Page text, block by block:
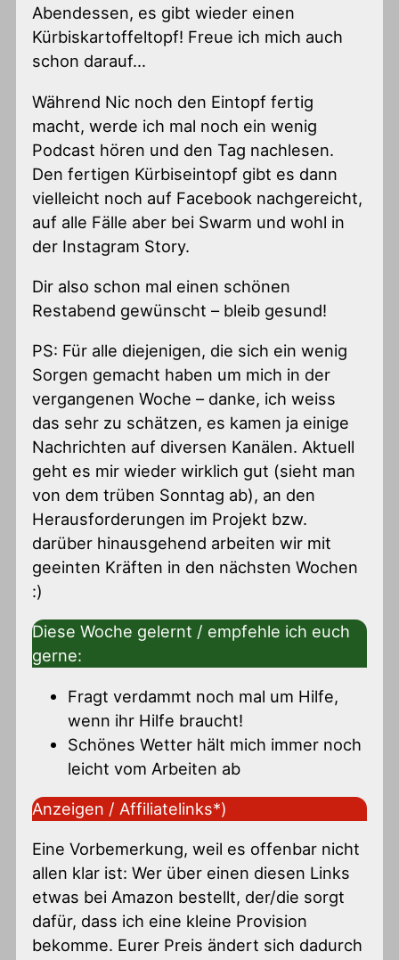
Abendessen, es gibt wieder einen
Kürbiskartoffeltopf! Freue ich mich auch
schon darauf…
Während Nic noch den Eintopf fertig
macht, werde ich mal noch ein wenig
Podcast hören und den Tag nachlesen.
Den fertigen Kürbiseintopf gibt es dann
vielleicht noch auf Facebook nachgereicht,
auf alle Fälle aber bei Swarm und wohl in
der Instagram Story.
Dir also schon mal einen schönen
Restabend gewünscht – bleib gesund!
PS: Für alle diejenigen, die sich ein wenig
Sorgen gemacht haben um mich in der
vergangenen Woche – danke, ich weiss
das sehr zu schätzen, es kamen ja einige
Nachrichten auf diversen Kanälen. Aktuell
geht es mir wieder wirklich gut (sieht man
von dem trüben Sonntag ab), an den
Herausforderungen im Projekt bzw.
darüber hinausgehend arbeiten wir mit
geeinten Kräften in den nächsten Wochen
:)
Diese Woche gelernt / empfehle ich euch
gerne:
Fragt verdammt noch mal um Hilfe,
wenn ihr Hilfe braucht!
Schönes Wetter hält mich immer noch
leicht vom Arbeiten ab
Anzeigen / Affiliatelinks*)
Eine Vorbemerkung, weil es offenbar nicht
allen klar ist: Wer über einen diesen Links
etwas bei Amazon bestellt, der/die sorgt
dafür, dass ich eine kleine Provision
bekomme. Eurer Preis ändert sich dadurch